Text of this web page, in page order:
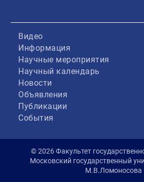
Видео
Информация
Научные мероприятия
Научный календарь
Новости
Объявления
Публикации
События
© 2026 Факультет
Московский государственный
М.В.Ломоносова